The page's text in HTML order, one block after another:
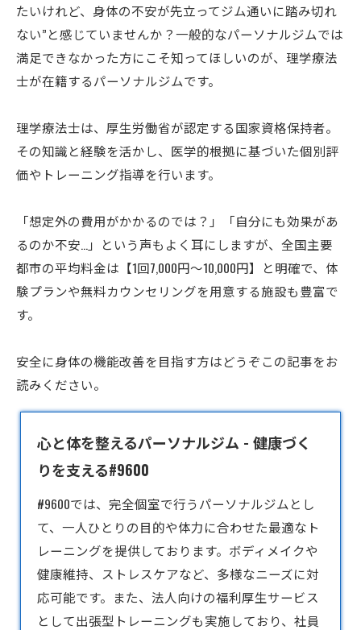
たいけれど、身体の不安が先立ってジム通いに踏み切れ
ない”と感じていませんか？一般的なパーソナルジムでは
満足できなかった方にこそ知ってほしいのが、理学療法
士が在籍するパーソナルジムです。
理学療法士は、厚生労働省が認定する国家資格保持者。
その知識と経験を活かし、医学的根拠に基づいた個別評
価やトレーニング指導を行います。
「想定外の費用がかかるのでは？」「自分にも効果があ
るのか不安…」という声もよく耳にしますが、全国主要
都市の平均料金は【1回7,000円～10,000円】と明確で、体
験プランや無料カウンセリングを用意する施設も豊富で
す。
安全に身体の機能改善を目指す方はどうぞこの記事をお
読みください。
心と体を整えるパーソナルジム - 健康づく
りを支える#9600
#9600では、完全個室で行うパーソナルジム とし
て、一人ひとりの目的や体力に合わせた最適なト
レーニングを提供しております。ボディメイクや
健康維持、ストレスケアなど、多様なニーズに対
応可能です。また、法人向けの福利厚生サービス
として出張型トレーニングも実施しており、社員